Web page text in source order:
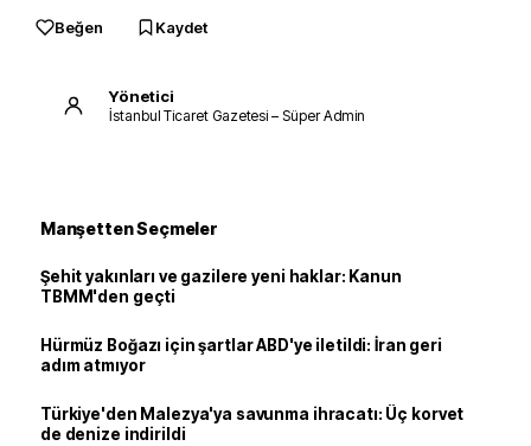
Beğen Kaydet
Yönetici
İstanbul Ticaret Gazetesi – Süper Admin
Manşetten Seçmeler
Şehit yakınları ve gazilere yeni haklar: Kanun
TBMM'den geçti
Hürmüz Boğazı için şartlar ABD'ye iletildi: İran geri
adım atmıyor
Türkiye'den Malezya'ya savunma ihracatı: Üç korvet
de denize indirildi